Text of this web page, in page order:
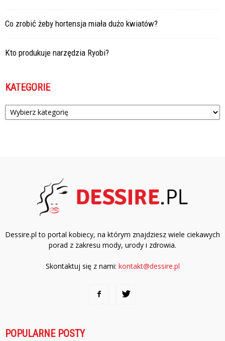
Co zrobić żeby hortensja miała dużo kwiatów?
Kto produkuje narzędzia Ryobi?
KATEGORIE
Kategorie
Dessire.pl to portal kobiecy, na którym znajdziesz wiele ciekawych
porad z zakresu mody, urody i zdrowia.
Skontaktuj się z nami: kontakt@dessire.pl
POPULARNE POSTY